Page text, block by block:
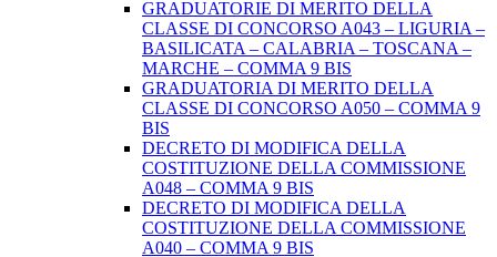
GRADUATORIE DI MERITO DELLA
CLASSE DI CONCORSO A043 – LIGURIA –
BASILICATA – CALABRIA – TOSCANA –
MARCHE – COMMA 9 BIS
GRADUATORIA DI MERITO DELLA
CLASSE DI CONCORSO A050 – COMMA 9
BIS
DECRETO DI MODIFICA DELLA
COSTITUZIONE DELLA COMMISSIONE
A048 – COMMA 9 BIS
DECRETO DI MODIFICA DELLA
COSTITUZIONE DELLA COMMISSIONE
A040 – COMMA 9 BIS